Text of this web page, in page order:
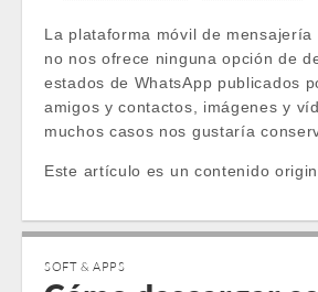
La plataforma móvil de mensajería
no nos ofrece ninguna opción de
estados de WhatsApp publicados
amigos y contactos, imágenes y
muchos casos nos gustaría
Este artículo es un contenido
SOFT & APPS